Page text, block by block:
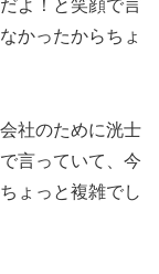
よ！と笑顔で言
かったからちょ
社のために洸士
言っていて、今
ょっと複雑でし